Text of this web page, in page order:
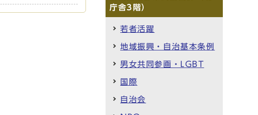
庁舎3階）
若者活躍
地域振興・自治基本条例
男女共同参画・LGBT
国際
自治会